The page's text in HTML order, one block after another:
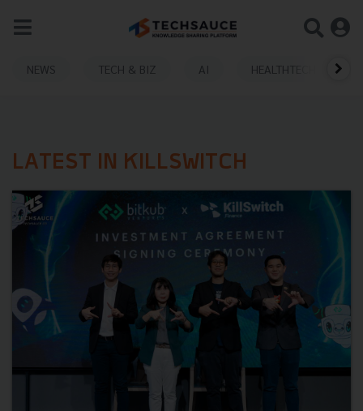
NEWS TECH & BIZ AI HEALTHTECH
LATEST IN KILLSWITCH